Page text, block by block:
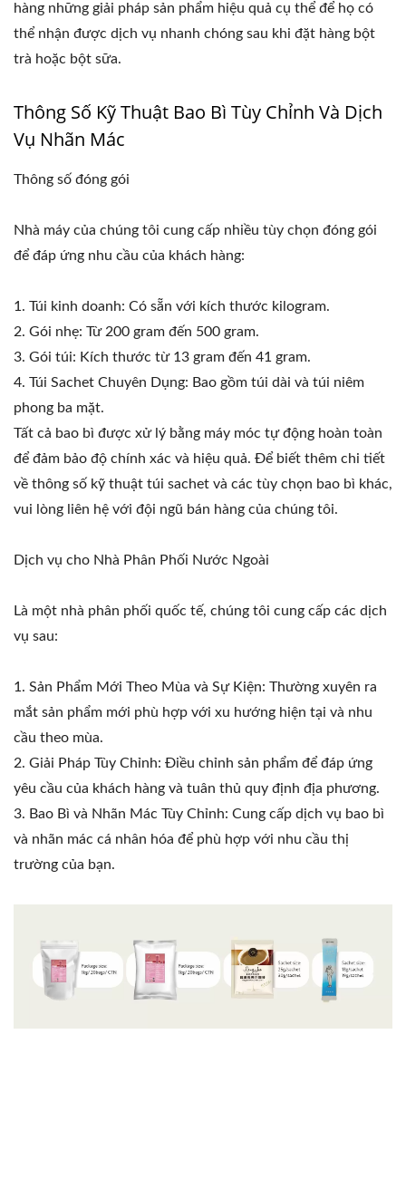
hàng những giải pháp sản phẩm hiệu quả cụ thể để họ có
thể nhận được dịch vụ nhanh chóng sau khi đặt hàng bột
trà hoặc bột sữa.
Thông Số Kỹ Thuật Bao Bì Tùy Chỉnh Và Dịch
Vụ Nhãn Mác
Thông số đóng gói
Nhà máy của chúng tôi cung cấp nhiều tùy chọn đóng gói
để đáp ứng nhu cầu của khách hàng:
1. Túi kinh doanh: Có sẵn với kích thước kilogram.
2. Gói nhẹ: Từ 200 gram đến 500 gram.
3. Gói túi: Kích thước từ 13 gram đến 41 gram.
4. Túi Sachet Chuyên Dụng: Bao gồm túi dài và túi niêm
phong ba mặt.
Tất cả bao bì được xử lý bằng máy móc tự động hoàn toàn
để đảm bảo độ chính xác và hiệu quả. Để biết thêm chi tiết
về thông số kỹ thuật túi sachet và các tùy chọn bao bì khác,
vui lòng liên hệ với đội ngũ bán hàng của chúng tôi.
Dịch vụ cho Nhà Phân Phối Nước Ngoài
Là một nhà phân phối quốc tế, chúng tôi cung cấp các dịch
vụ sau:
1. Sản Phẩm Mới Theo Mùa và Sự Kiện: Thường xuyên ra
mắt sản phẩm mới phù hợp với xu hướng hiện tại và nhu
cầu theo mùa.
2. Giải Pháp Tùy Chỉnh: Điều chỉnh sản phẩm để đáp ứng
yêu cầu của khách hàng và tuân thủ quy định địa phương.
3. Bao Bì và Nhãn Mác Tùy Chỉnh: Cung cấp dịch vụ bao bì
và nhãn mác cá nhân hóa để phù hợp với nhu cầu thị
trường của bạn.